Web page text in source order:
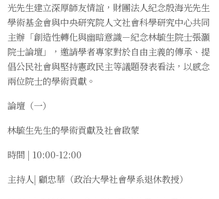
光先生建立深厚師友情誼，財團法人紀念殷海光先生
學術基金會與中央研究院人文社會科學研究中心共同
主辦「創造性轉化與幽暗意識－紀念林毓生院士張灝
院士論壇」，邀請學者專家對於自由主義的傳承、提
倡公民社會與堅持憲政民主等議題發表看法，以感念
兩位院士的學術貢獻。
論壇（一）
林毓生先生的學術貢獻及社會啟蒙
時間 | 10:00-12:00
主持人| 顧忠華（政治大學社會學系退休教授）